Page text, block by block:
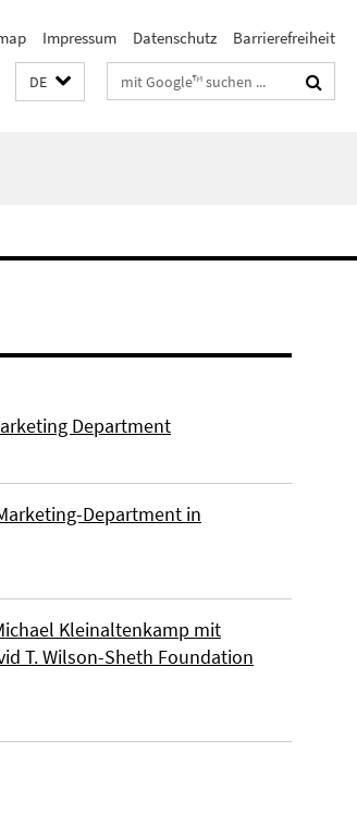
Impressum Datenschutz Barrierefreiheit
DE Suchbegriffe
Department
Department in
Kleinaltenkamp mit
T. Wilson-Sheth Foundation